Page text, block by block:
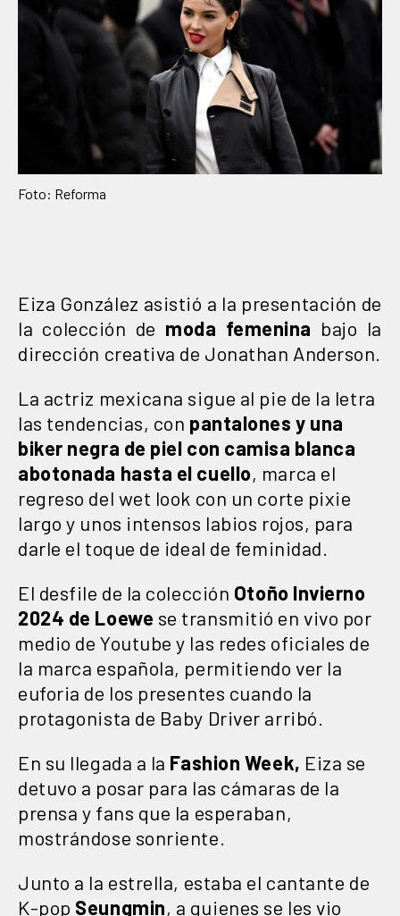
Foto: Reforma
Eiza González asistió a la presentación de
la colección de moda femenina bajo la
dirección creativa de Jonathan Anderson.
La actriz mexicana sigue al pie de la letra
las tendencias, con pantalones y una
biker negra de piel con camisa blanca
abotonada hasta el cuello, marca el
regreso del wet look con un corte pixie
largo y unos intensos labios rojos, para
darle el toque de ideal de feminidad.
El desfile de la colección Otoño Invierno
2024 de Loewe se transmitió en vivo por
medio de Youtube y las redes oficiales de
la marca española, permitiendo ver la
euforia de los presentes cuando la
protagonista de Baby Driver arribó.
En su llegada a la Fashion Week, Eiza se
detuvo a posar para las cámaras de la
prensa y fans que la esperaban,
mostrándose sonriente.
Junto a la estrella, estaba el cantante de
K-pop Seungmin, a quienes se les vio